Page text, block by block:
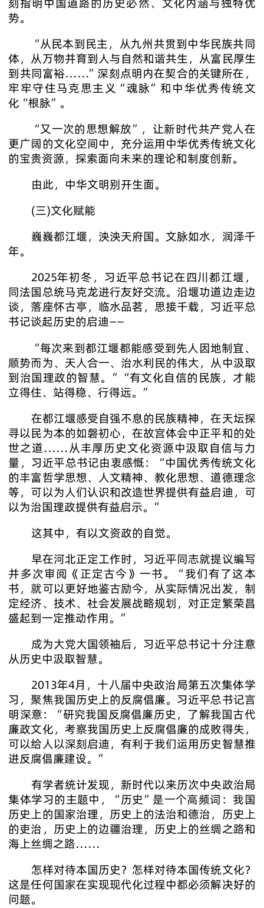
势。
“从民本到民主，从九州共贯到中华民族共同
体，从万物并育到人与自然和谐共生，从富民厚生
到共同富裕……”深刻点明内在契合的关键所在，
牢牢守住马克思主义“魂脉”和中华优秀传统文
化“根脉”。
“又一次的思想解放”，让新时代共产党人在
更广阔的文化空间中，充分运用中华优秀传统文化
的宝贵资源，探索面向未来的理论和制度创新。
由此，中华文明别开生面。
(三)文化赋能
巍巍都江堰，泱泱天府国。文脉如水，润泽千
年。
2025年初冬，习近平总书记在四川都江堰，
同法国总统马克龙进行友好交流。沿堰功道边走边
谈，落座怀古亭，临水品茗，思接千载，习近平总
书记谈起历史的启迪——
“每次来到都江堰都能感受到先人因地制宜、
顺势而为、天人合一、治水利民的伟大，从中汲取
到治国理政的智慧。”“有文化自信的民族，才能
立得住、站得稳、行得远。”
在都江堰感受自强不息的民族精神，在天坛探
寻以民为本的如磐初心，在故宫体会中正平和的处
世之道……从丰厚历史文化资源中汲取自信与力
量，习近平总书记由衷感慨：“中国优秀传统文化
的丰富哲学思想、人文精神、教化思想、道德理念
等，可以为人们认识和改造世界提供有益启迪，可
以为治国理政提供有益启示。”
这其中，有以文资政的自觉。
早在河北正定工作时，习近平同志就提议编写
并多次审阅《正定古今》一书。“我们有了这本
书，就可以更好地鉴古励今，从实际情况出发，制
定经济、技术、社会发展战略规划，对正定繁荣昌
盛起到一定推动作用。”
成为大党大国领袖后，习近平总书记十分注意
从历史中汲取智慧。
2013年4月，十八届中央政治局第五次集体学
习，聚焦我国历史上的反腐倡廉。习近平总书记言
明深意：“研究我国反腐倡廉历史，了解我国古代
廉政文化，考察我国历史上反腐倡廉的成败得失，
可以给人以深刻启迪，有利于我们运用历史智慧推
进反腐倡廉建设。”
有学者统计发现，新时代以来历次中央政治局
集体学习的主题中，“历史”是一个高频词：我国
历史上的国家治理，历史上的法治和德治，历史上
的吏治，历史上的边疆治理，历史上的丝绸之路和
海上丝绸之路……
怎样对待本国历史？怎样对待本国传统文化？
这是任何国家在实现现代化过程中都必须解决好的
问题。